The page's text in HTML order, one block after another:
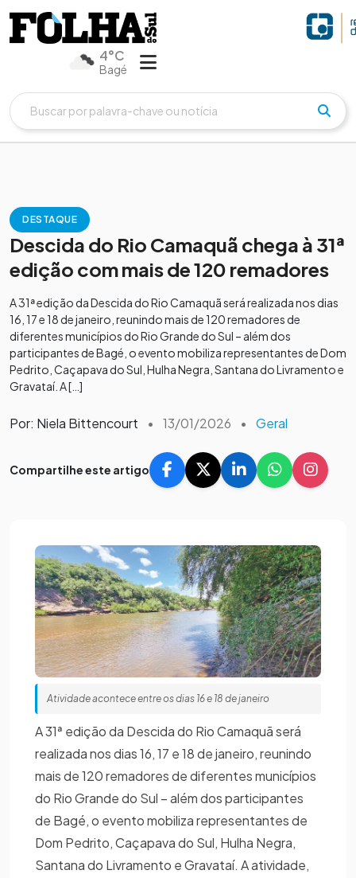
4°C
Bagé
DESTAQUE
Descida do Rio Camaquã chega à 31ª
edição com mais de 120 remadores
A 31ª edição da Descida do Rio Camaquã será realizada nos dias
16, 17 e 18 de janeiro, reunindo mais de 120 remadores de
diferentes municípios do Rio Grande do Sul – além dos
participantes de Bagé, o evento mobiliza representantes de Dom
Pedrito, Caçapava do Sul, Hulha Negra, Santana do Livramento e
Gravataí. A […]
Por: Niela Bittencourt • 13/01/2026 • Geral
Compartilhe este artigo
Atividade acontece entre os dias 16 e 18 de janeiro
A 31ª edição da Descida do Rio Camaquã será
realizada nos dias 16, 17 e 18 de janeiro, reunindo
mais de 120 remadores de diferentes municípios
do Rio Grande do Sul – além dos participantes
de Bagé, o evento mobiliza representantes de
Dom Pedrito, Caçapava do Sul, Hulha Negra,
Santana do Livramento e Gravataí. A atividade,